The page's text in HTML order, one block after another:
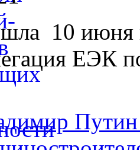
10 июня
ЕЭК
Путин